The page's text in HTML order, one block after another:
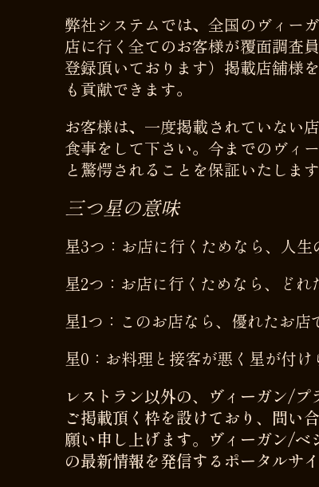
弊社システムでは、全国のヴィー
店に行く全てのお客様が覆面調査
登録頂いております）掲載店舗様
も貢献できます。
お客様は、一度掲載されていない
食事をして下さい。今までのヴィ
と驚愕されることを保証いたします
三つ星の意味
星3つ：お店に行くためなら、人生
星2つ：お店に行くためなら、どれ
星1つ：このお店なら、優れたお店
星0：お料理と接客が悪く星が付け
レストラン以外の、ヴィーガン/プ
ご掲載頂く枠を設けており、問い
願い申し上げます。ヴィーガン/ベ
の最新情報を発信するポータルサ